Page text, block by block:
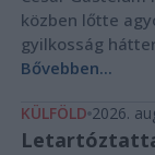
közben lőtte
gyilkosság
Bővebben...
KÜLFÖLD 2026.